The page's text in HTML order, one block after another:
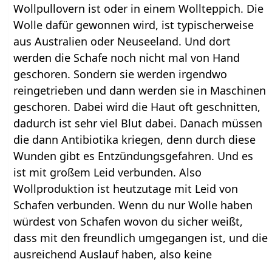
Wollpullovern ist oder in einem Wollteppich. Die
Wolle dafür gewonnen wird, ist typischerweise
aus Australien oder Neuseeland. Und dort
werden die Schafe noch nicht mal von Hand
geschoren. Sondern sie werden irgendwo
reingetrieben und dann werden sie in Maschinen
geschoren. Dabei wird die Haut oft geschnitten,
dadurch ist sehr viel Blut dabei. Danach müssen
die dann Antibiotika kriegen, denn durch diese
Wunden gibt es Entzündungsgefahren. Und es
ist mit großem Leid verbunden. Also
Wollproduktion ist heutzutage mit Leid von
Schafen verbunden. Wenn du nur Wolle haben
würdest von Schafen wovon du sicher weißt,
dass mit den freundlich umgegangen ist, und die
ausreichend Auslauf haben, also keine